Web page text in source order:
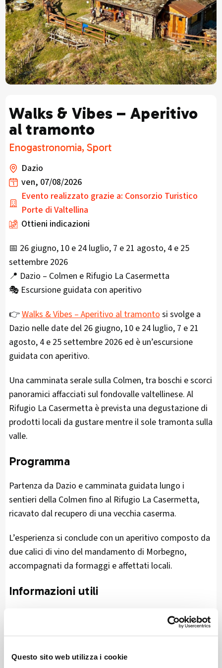
Questo sito web utilizza i cookie
Walks & Vibes – Aperitivo
al tramonto
Enogastronomia, Sport
Dazio
ven, 07/08/2026
Evento realizzato grazie a: Consorzio Turistico
Porte di Valtellina
Ottieni indicazioni
📅 26 giugno, 10 e 24 luglio, 7 e 21 agosto, 4 e 25
settembre 2026
📍 Dazio – Colmen e Rifugio La Casermetta
🎭 Escursione guidata con aperitivo
👉Walks & Vibes – Aperitivo al tramontosi svolge a
Dazio nelle date del 26 giugno, 10 e 24 luglio, 7 e 21
agosto, 4 e 25 settembre 2026 ed è un’escursione
guidata con aperitivo.
Una camminata serale sulla Colmen, tra boschi e scorci
panoramici affacciati sul fondovalle valtellinese. Al
Rifugio La Casermetta è prevista una degustazione di
prodotti locali da gustare mentre il sole tramonta sulla
valle.
Programma
Partenza da Dazio e camminata guidata lungo i
sentieri della Colmen fino al Rifugio La Casermetta,
ricavato dal recupero di una vecchia caserma.
L’esperienza si conclude con un aperitivo composto da
due calici di vino del mandamento di Morbegno,
accompagnati da formaggi e affettati locali.
Informazioni utili
L’escursione dura circa 4 ore e si sviluppa su un
percorso di 5,5 chilometri, con un dislivello positivo di
di media montagna.